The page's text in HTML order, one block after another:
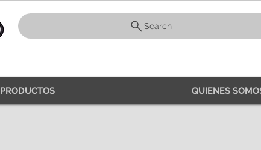
Search
PRODUCTOS QUIENES